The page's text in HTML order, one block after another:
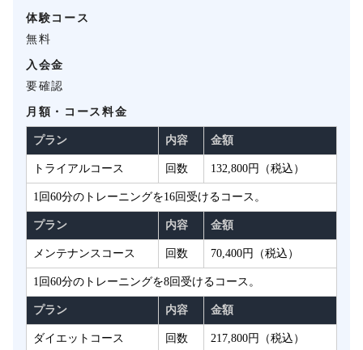
体験コース
無料
入会金
要確認
月額・コース料金
プラン 内容 金額
トライアルコース 回数 132,800円（税込）
1回60分のトレーニングを16回受けるコース。
プラン 内容 金額
メンテナンスコース 回数 70,400円（税込）
1回60分のトレーニングを8回受けるコース。
プラン 内容 金額
ダイエットコース 回数 217,800円（税込）